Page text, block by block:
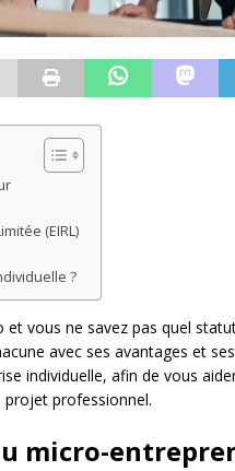
(EIRL)
?
vous ne savez pas quel
avec ses avantages et
individuelle, afin de vous
professionnel.
micro-